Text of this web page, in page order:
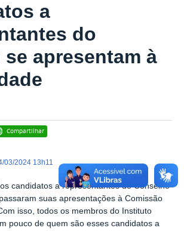
a
do
apresentam à
Compartilhar
03/2024 13h11
candidatos a representantes do Conselho
suas apresentações à Comissão
isso, todos os membros do Instituto
pouco de quem são esses candidatos a